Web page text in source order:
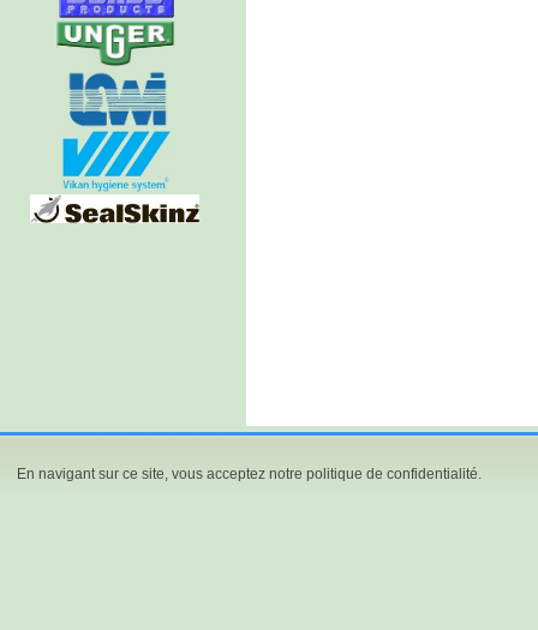
En navigant sur ce site, vous acceptez notre politique de confidentialité.